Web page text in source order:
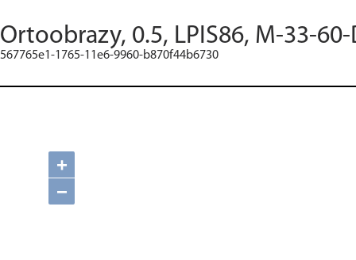
Ortoobrazy, 0.5, LPIS86, M-33-
567765e1-1765-11e6-9960-b870f44b6730
+
−